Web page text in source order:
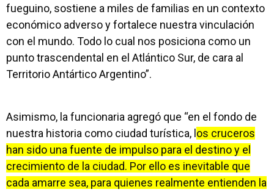
fueguino, sostiene a miles de familias en un contexto
económico adverso y fortalece nuestra vinculación
con el mundo. Todo lo cual nos posiciona como un
punto trascendental en el Atlántico Sur, de cara al
Territorio Antártico Argentino”.
Asimismo, la funcionaria agregó que “en el fondo de
nuestra historia como ciudad turística, l os cruceros
han sido una fuente de impulso para el destino y el
crecimiento de la ciudad. Por ello es inevitable que
cada amarre sea, para quienes realmente entienden la